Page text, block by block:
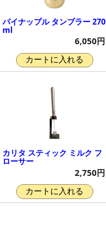
パイナップル タンブラー 270
ml
6,050円
カートに入れる
カリタ スティック ミルク フ
ローサー
2,750円
カートに入れる